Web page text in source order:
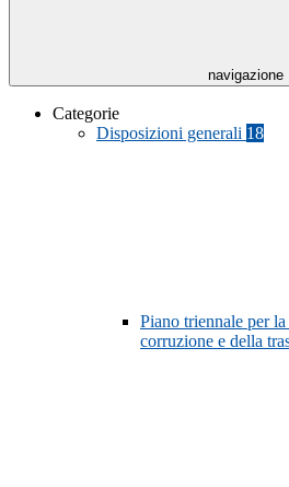
navigazione
Categorie
Disposizioni generali 18
Piano triennale per
corruzione e della